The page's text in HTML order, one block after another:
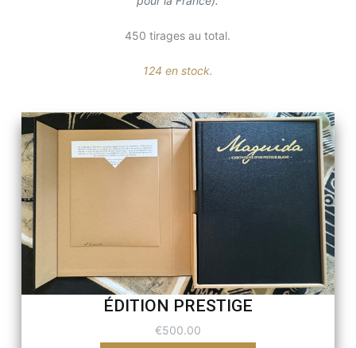
450 tirages au total.
124 en stock.
ÉDITION PRESTIGE
€500.00